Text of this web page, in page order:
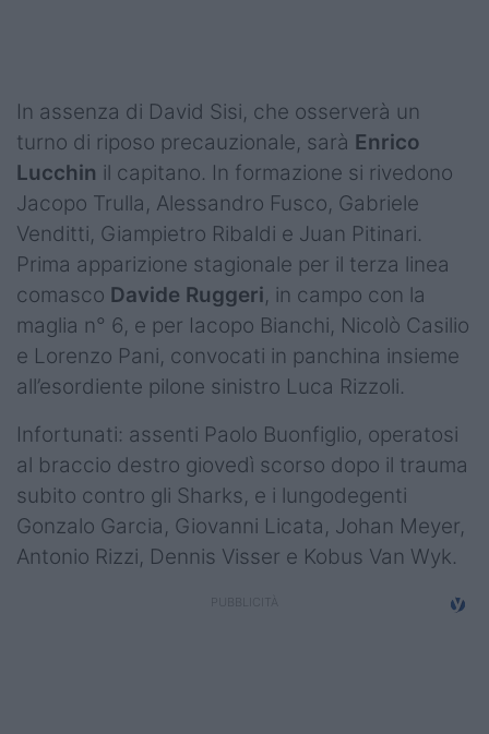
In assenza di David Sisi, che osserverà un
turno di riposo precauzionale, sarà Enrico
Lucchin il capitano. In formazione si rivedono
Jacopo Trulla, Alessandro Fusco, Gabriele
Venditti, Giampietro Ribaldi e Juan Pitinari.
Prima apparizione stagionale per il terza linea
comasco Davide Ruggeri, in campo con la
maglia n° 6, e per Iacopo Bianchi, Nicolò Casilio
e Lorenzo Pani, convocati in panchina insieme
all’esordiente pilone sinistro Luca Rizzoli.
Infortunati: assenti Paolo Buonfiglio, operatosi
al braccio destro giovedì scorso dopo il trauma
subito contro gli Sharks, e i lungodegenti
Gonzalo Garcia, Giovanni Licata, Johan Meyer,
Antonio Rizzi, Dennis Visser e Kobus Van Wyk.